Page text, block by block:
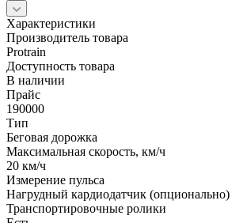
Характеристики
Производитель товара
Protrain
Доступность товара
В наличии
Прайс
190000
Тип
Беговая дорожка
Максимальная скорость, км/ч
20 км/ч
Измерение пульса
Нагрудный кардиодатчик (опционально)
Транспортировочные ролики